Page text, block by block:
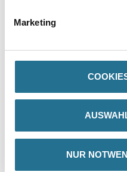
Marketing
NUR
- Konservierungsmittelfrei
- MaXXimal leichtgängige,
- Für gleichmäßige,
- Emissionsminimiert und
- Diffusionsfähig